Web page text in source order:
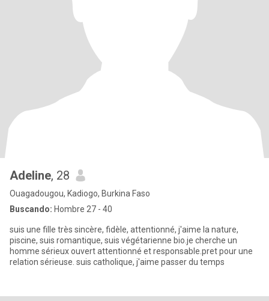
Adeline, 28
Ouagadougou, Kadiogo, Burkina Faso
Buscando: Hombre 27 - 40
suis une fille très sincère, fidèle, attentionné, j'aime la nature,
piscine, suis romantique, suis végétarienne bio.je cherche un
homme sérieux ouvert attentionné et responsable.pret pour une
relation sérieuse. suis catholique, j'aime passer du temps